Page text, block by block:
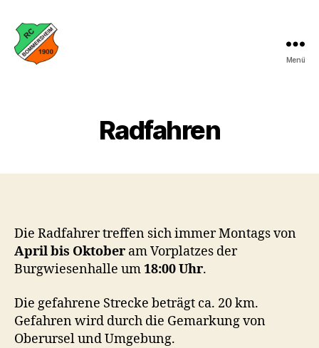
Menü
Radfahren
Die Radfahrer treffen sich immer Montags von
April bis Oktober am Vorplatzes der
Burgwiesenhalle um18:00 Uhr.
Die gefahrene Strecke beträgt ca. 20 km.
Gefahren wird durch die Gemarkung von
Oberursel und Umgebung.